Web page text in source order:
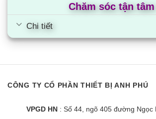
Chăm sóc tận tâm
Chi tiết
CÔNG TY CỔ PHẦN THIẾT BỊ ANH PHÚ
VPGD HN : Số 44, ngõ 405 đường Ngọc